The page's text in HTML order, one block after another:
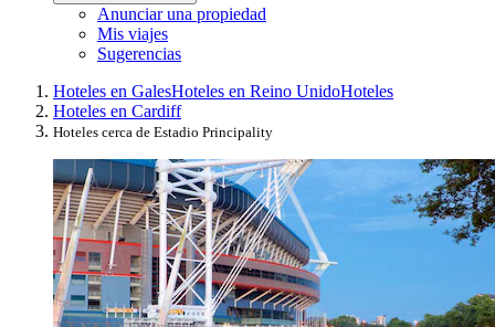
Anunciar una propiedad
Mis viajes
Sugerencias
Hoteles en GalesHoteles en Reino UnidoHoteles
Hoteles en Cardiff
Hoteles cerca de Estadio Principality